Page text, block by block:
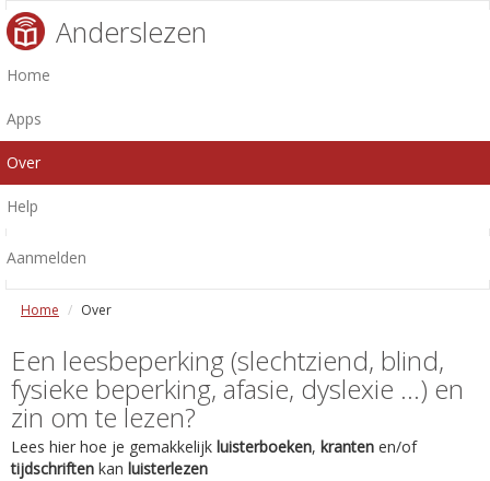
Anderslezen
Home
Apps
Over
Help
Aanmelden
Home Over
Een leesbeperking (slechtziend, blind,
fysieke beperking, afasie, dyslexie ...) en
zin om te lezen?
Lees hier hoe je gemakkelijk luisterboeken, kranten en/of
tijdschriften kan luisterlezen